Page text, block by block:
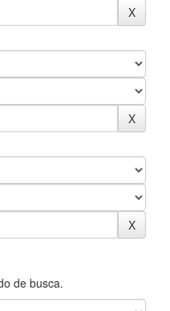
de busca.